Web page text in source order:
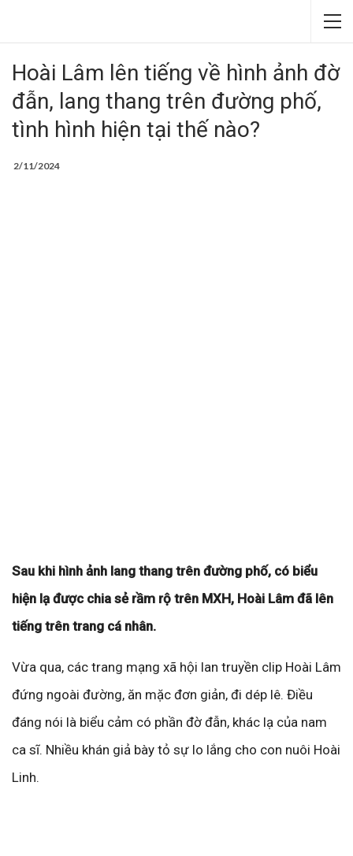
Hoài Lâm lên tiếng về hình ảnh đờ
đẫn, lang thang trên đường phố,
tình hình hiện tại thế nào?
2/11/2024
Sau khi hình ảnh lang thang trên đường phố, có biểu
hiện lạ được chia sẻ rầm rộ trên MXH, Hoài Lâm đã lên
tiếng trên trang cá nhân.
Vừa qua, các trang mạng xã hội lan truyền clip Hoài Lâm
đứng ngoài đường, ăn mặc đơn giản, đi dép lê. Điều
đáng nói là biểu cảm có phần đờ đẫn, khác lạ của nam
ca sĩ. Nhiều khán giả bày tỏ sự lo lắng cho con nuôi Hoài
Linh.